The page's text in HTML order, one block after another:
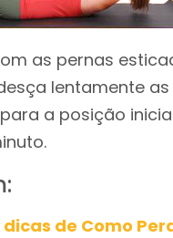
as pernas
lentamente
a posição
dicas de Como